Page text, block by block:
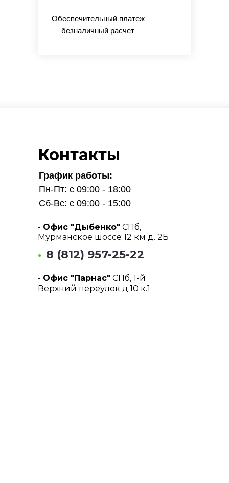
Обеспечительный платеж
— безналичный расчет
Контакты
График работы:
Пн-Пт: с 09:00 - 18:00
Сб-Вс: с 09:00 - 15:00
- Офис "Парнас" СПб, 1-й
Верхний переулок д.10 к.1
- Офис "Дыбенко" СПб,
Мурманское шоссе 12 км д. 2Б
8 (812) 957-25-22